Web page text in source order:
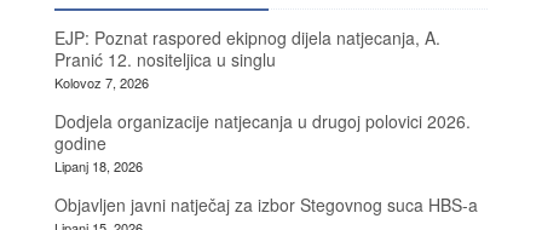
EJP: Poznat raspored ekipnog dijela natjecanja, A.
Pranić 12. nositeljica u singlu
Kolovoz 7, 2026
Dodjela organizacije natjecanja u drugoj polovici 2026.
godine
Lipanj 18, 2026
Objavljen javni natječaj za izbor Stegovnog suca HBS-a